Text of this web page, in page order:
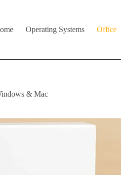
Operating Systems Office
& Mac